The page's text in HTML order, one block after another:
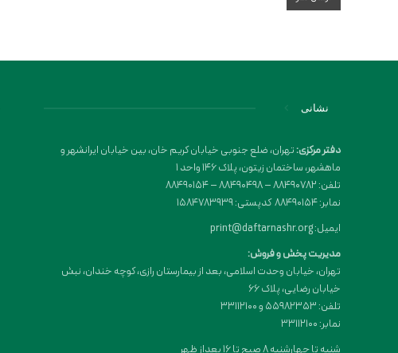
نشانی
دفتر مرکزی:تهران، ضلع جنوبی خیابان کریم خان، بین خیابان ایرانشهر و
ماهشهر، ساختمان زیتون، پلاک 146 واحد 1
تلفن: 88490782 – 88490498 – 88490154
نمابر: 88490154 کدپستی: 1584783939
ایمیل: print@daftarnashr.org
مدیریت پخش و فروش:
تهران، خیابان وحدت اسلامی، بعد از بیمارستان رازی، کوچه خندان، نبش
خیابان رضایی، پلاک ۶۶
تلفن: 55982353 و 33112100
نمابر: 33112100
شنبه تا چهارشنبه 8 صبح تا 16 بعداز ظهر